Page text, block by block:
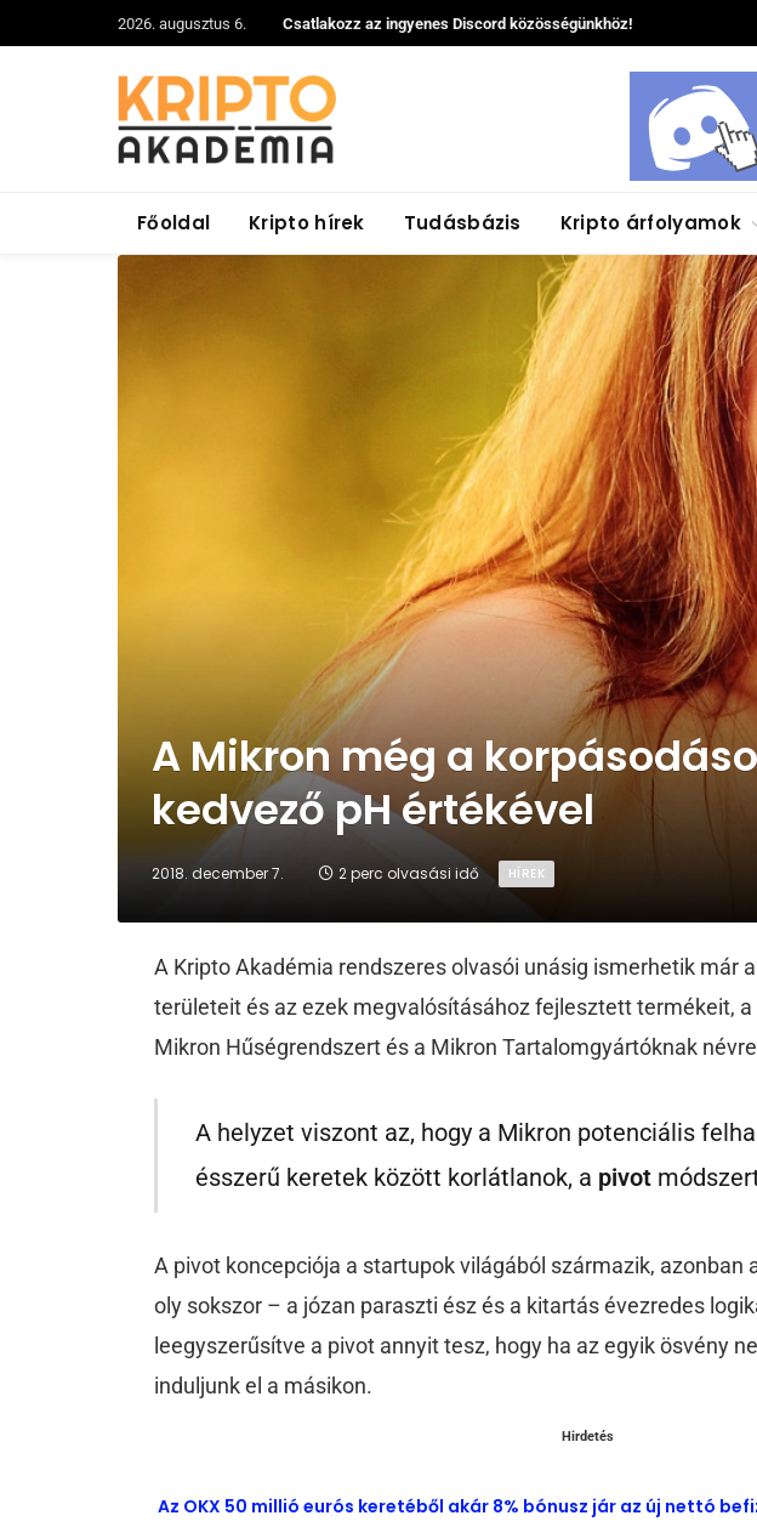
2026. augusztus 6. Csatlakozz az ingyenes Discord közösségünkhöz!
Főoldal Kripto hírek Tudásbázis Kripto árfolyamok
A Mikron még a
kedvező pH értékével
2018. december 7. 2 perc olvasási idő HÍREK
A Kripto Akadémia rendszeres olvasói unásig ismerhetik már
területeit és az ezek megvalósításához fejlesztett termékeit,
Mikron Hűségrendszert és a Mikron Tartalomgyártóknak
A helyzet viszont az, hogy a Mikron potenciális
ésszerű keretek között korlátlanok, a pivot
A pivot koncepciója a startupok világából származik,
oly sokszor – a józan paraszti ész és a kitartás évezredes
leegyszerűsítve a pivot annyit tesz, hogy ha az egyik ösvény
induljunk el a másikon.
Hirdetés
Az OKX 50 millió eurós keretéből akár 8% bónusz jár az új nettó